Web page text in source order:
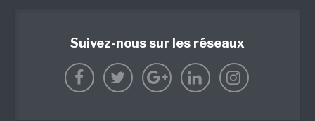
Suivez-nous sur les réseaux